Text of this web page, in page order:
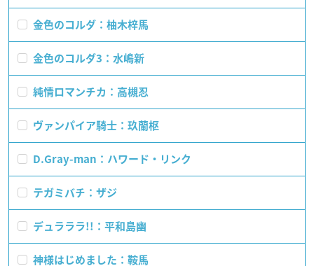
金色のコルダ：柚木梓馬
金色のコルダ3：水嶋新
純情ロマンチカ：高槻忍
ヴァンパイア騎士：玖蘭枢
D.Gray-man：ハワード・リンク
テガミバチ：ザジ
デュラララ!!：平和島幽
神様はじめました：鞍馬